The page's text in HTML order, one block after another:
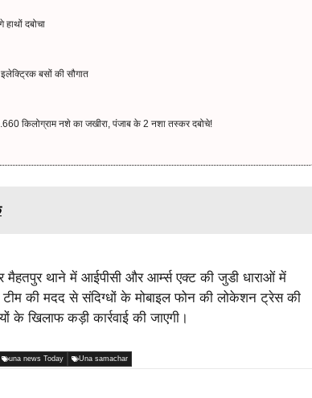
दबोचा
बसों की सौगात
किलोग्राम नशे का जखीरा, पंजाब के 2 नशा तस्कर दबोचे!
मैहतपुर थाने में आईपीसी और आर्म्स एक्ट की जुडी धाराओं में
की मदद से संदिग्धों के मोबाइल फोन की लोकेशन ट्रेस की
के खिलाफ कड़ी कार्रवाई की जाएगी।
una news Today Una samachar